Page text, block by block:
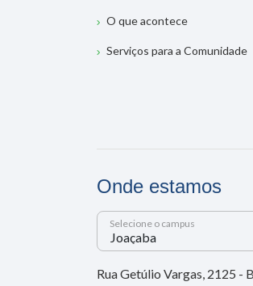
O que acontece
Serviços para a Comunidade
Onde estamos
Selecione o campus
Rua Getúlio Vargas, 2125 -